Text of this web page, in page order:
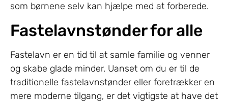
som børnene selv kan hjælpe med at forberede.
Fastelavnstønder for alle
Fastelavn er en tid til at samle familie og venner
og skabe glade minder. Uanset om du er til de
traditionelle fastelavnstønder eller foretrækker en
mere moderne tilgang, er det vigtigste at have det